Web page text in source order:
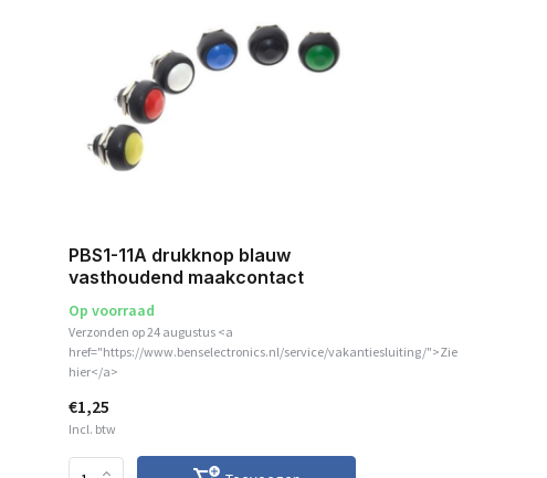
PBS1-11A drukknop blauw
vasthoudend maakcontact
Op voorraad
Verzonden op 24 augustus <a
href="https://www.benselectronics.nl/service/vakantiesluiting/">Zie
hier</a>
€1,25
Incl. btw